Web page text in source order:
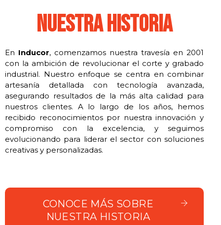
NUESTRA HISTORIA
En Inducor, comenzamos nuestra travesía en 2001
con la ambición de revolucionar el corte y grabado
industrial. Nuestro enfoque se centra en combinar
artesanía detallada con tecnología avanzada,
asegurando resultados de la más alta calidad para
nuestros clientes. A lo largo de los años, hemos
recibido reconocimientos por nuestra innovación y
compromiso con la excelencia, y seguimos
evolucionando para liderar el sector con soluciones
creativas y personalizadas.
CONOCE MÁS SOBRE
NUESTRA HISTORIA